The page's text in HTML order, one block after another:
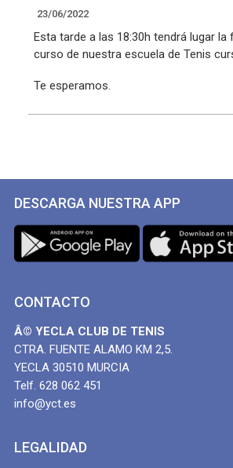
23/06/2022
Esta tarde a las 18:30h tendrá lugar la
curso de nuestra escuela de Tenis
Te esperamos.
DESCARGA NUESTRA APP
CONTACTO
Â© YECLA CLUB DE TENIS
CTRA. FUENTE ALAMO KM 2,5.
YECLA 30510 MURCIA
Telf. 628 062 451
info@yct.es
LEGALIDAD